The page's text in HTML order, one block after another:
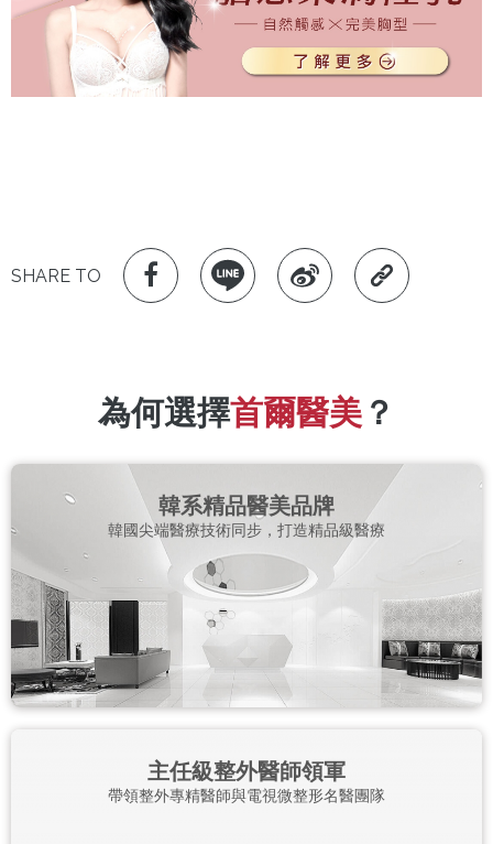
SHARE TO
為何選擇首爾醫美 ？
韓系精品醫美品牌
韓國尖端醫療技術同步，打造精品級醫療
主任級整外醫師領軍
帶領整外專精醫師與電視微整形名醫團隊